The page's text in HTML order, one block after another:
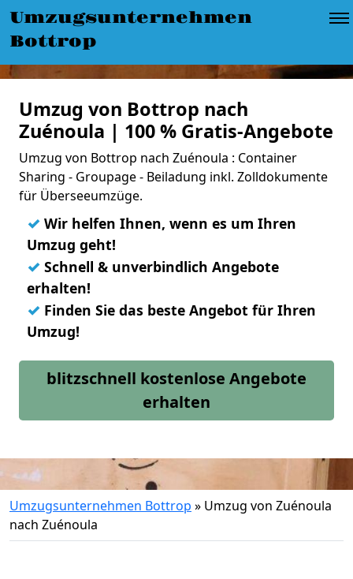
Umzugsunternehmen
Bottrop
Umzug von Bottrop nach
Zuénoula | 100 % Gratis-Angebote
Umzug von Bottrop nach Zuénoula : Container
Sharing - Groupage - Beiladung inkl. Zolldokumente
für Überseeumzüge.
✓ Wir helfen Ihnen, wenn es um Ihren
Umzug geht!
✓ Schnell & unverbindlich Angebote
erhalten!
✓ Finden Sie das beste Angebot für Ihren
Umzug!
blitzschnell kostenlose Angebote
erhalten
Umzugsunternehmen Bottrop » Umzug von Zuénoula
nach Zuénoula